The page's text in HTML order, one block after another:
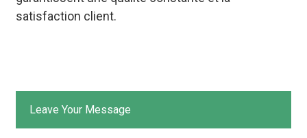
satisfaction client.
Leave Your Message